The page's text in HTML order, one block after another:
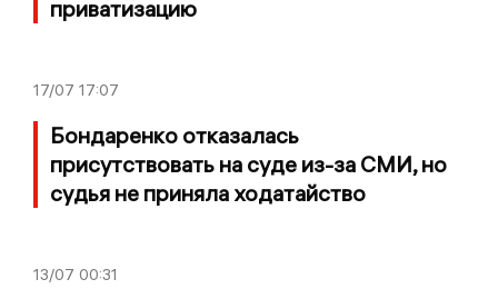
приватизацию
17/07 17:07
Бондаренко отказалась
присутствовать на суде из-за СМИ, но
судья не приняла ходатайство
13/07 00:31